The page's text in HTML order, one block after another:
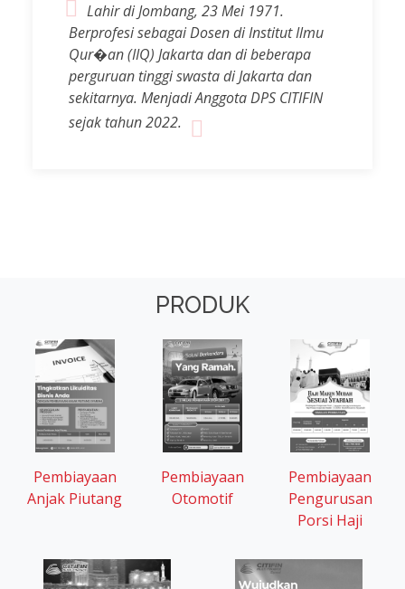
Lahir di Jombang, 23 Mei 1971.
Berprofesi sebagai Dosen di Institut Ilmu
Qur�an (IIQ) Jakarta dan di beberapa
perguruan tinggi swasta di Jakarta dan
sekitarnya. Menjadi Anggota DPS CITIFIN
sejak tahun 2022.
PRODUK
Pembiayaan
Anjak Piutang
Pembiayaan
Otomotif
Pembiayaan
Pengurusan
Porsi Haji